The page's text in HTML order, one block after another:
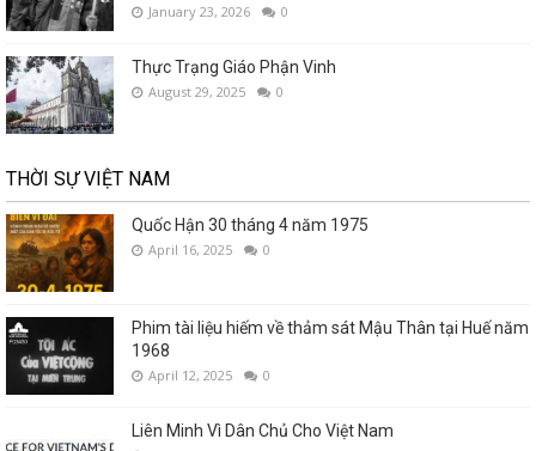
January 23, 2026 0
Thực Trạng Giáo Phận Vinh
August 29, 2025 0
THỜI SỰ VIỆT NAM
Quốc Hận 30 tháng 4 năm 1975
April 16, 2025 0
Phim tài liệu hiếm về thảm sát Mậu Thân tại Huế năm
1968
April 12, 2025 0
Liên Minh Vì Dân Chủ Cho Việt Nam